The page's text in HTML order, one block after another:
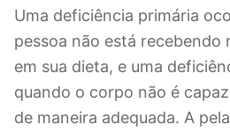
Uma deficiência primária
pessoa não está recebendo
em sua dieta, e uma
quando o corpo não é
de maneira adequada. A